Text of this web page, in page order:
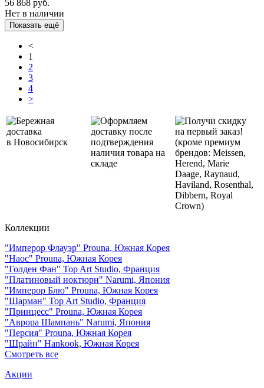
56 868 руб.
Нет в наличии
Показать ещё
<
1
2
3
4
>
Бережная
доставка
в Новосибирск
Оформляем
доставку после
подтверждения
наличия товара на
складе
Получи скидку
на первый заказ!
(кроме премиум
брендов: Meissen,
Herend, Marie
Daage, Raynaud,
Haviland, Rosenthal,
Dibbern, Royal
Crown)
Коллекции
"Имперор Флауэр" Prouna, Южная Корея
"Наос" Prouna, Южная Корея
"Голден Фан" Top Art Studio, Франция
"Платиновый ноктюрн" Narumi, Япония
"Имперор Блю" Prouna, Южная Корея
"Шарман" Top Art Studio, Франция
"Принцесс" Prouna, Южная Корея
"Аврора Шампань" Narumi, Япония
"Персия" Prouna, Южная Корея
"Шрайн" Hankook, Южная Корея
Смотреть все
Акции